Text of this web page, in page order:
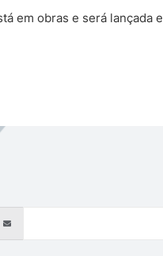
em obras e será lançada